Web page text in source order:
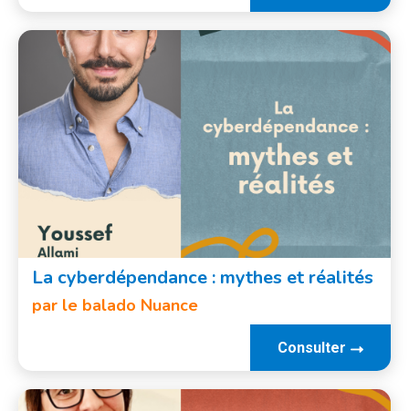
La cyberdépendance : mythes et réalités
par le balado Nuance
Consulter